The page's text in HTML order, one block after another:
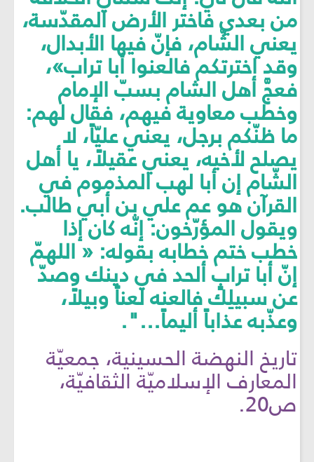
من بعدي فاختر الأرض المقدّسة،
يعني الشّام، فإنّ فيها الأبدال،
وقد اخترتكم فالعنوا أبا تراب»،
فعجَّ أهل الشام بسبّ الإمام
وخطب معاوية فيهم، فقال لهم:
ما ظنّكم برجل، يعني عليّاً، لا
يصلح لأخيه، يعني عقيلاً، يا أهل
الشّام إن أبا لهب المذموم في
القرآن هو عم علي بن أبي طالب.
ويقول المؤرّخون: إنّه كان إذا
خطب ختم خطابه بقوله: « اللهمّ
إنّ أبا ترابٍ ألحد في دينك وصدّ
عن سبيلِك فالعنه لعناً وبيلاً،
وعذّبه عذاباً أليماً...".
تاريخ النهضة الحسينية، جمعيّة
المعارف الإسلاميّة الثقافيّة،
ص20.